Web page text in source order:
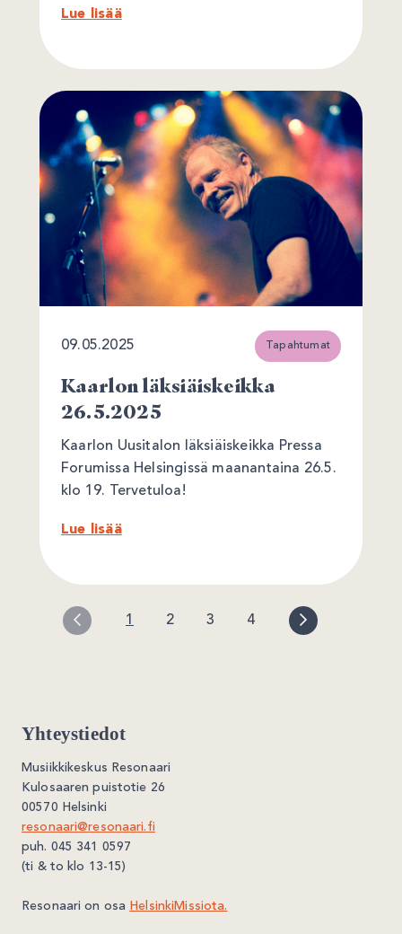
Lue lisää
09.05.2025 Tapahtumat
Kaarlon läksiäiskeikka
26.5.2025
Kaarlon Uusitalon läksiäiskeikka Pressa
Forumissa Helsingissä maanantaina 26.5.
klo 19. Tervetuloa!
Lue lisää
1 2 3 4
Yhteystiedot
Musiikkikeskus Resonaari
Kulosaaren puistotie 26
00570 Helsinki
resonaari@resonaari.fi
puh. 045 341 0597
(ti & to klo 13-15)
Resonaari on osa HelsinkiMissiota.